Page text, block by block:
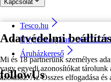
Adatvédelmi
Mi és 18 partnerünk személyes
vagy egyedi azonosítókat tárolunk
azokhoz. Az Összes elfogadása és
Kapcsolat
Tesco.hu
Ügyfélszolgálat -
Áruházkereső
followUs